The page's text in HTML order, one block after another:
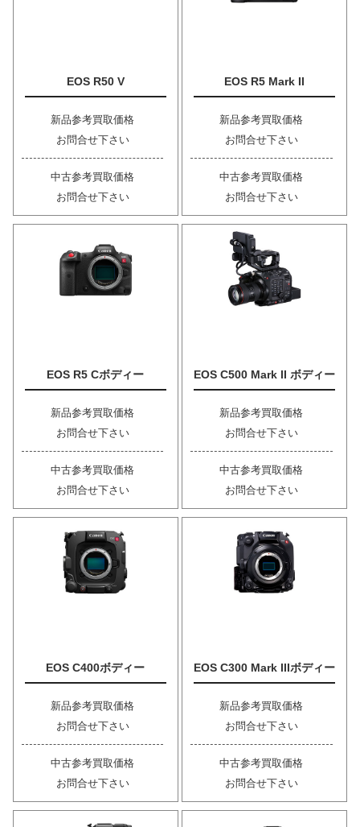
EOS R50 V
新品参考買取価格
お問合せ下さい
中古参考買取価格
お問合せ下さい
EOS R5 Mark II
新品参考買取価格
お問合せ下さい
中古参考買取価格
お問合せ下さい
EOS R5 Cボディー
新品参考買取価格
お問合せ下さい
中古参考買取価格
お問合せ下さい
EOS C500 Mark II ボディー
新品参考買取価格
お問合せ下さい
中古参考買取価格
お問合せ下さい
EOS C400ボディー
新品参考買取価格
お問合せ下さい
中古参考買取価格
お問合せ下さい
EOS C300 Mark IIIボディー
新品参考買取価格
お問合せ下さい
中古参考買取価格
お問合せ下さい